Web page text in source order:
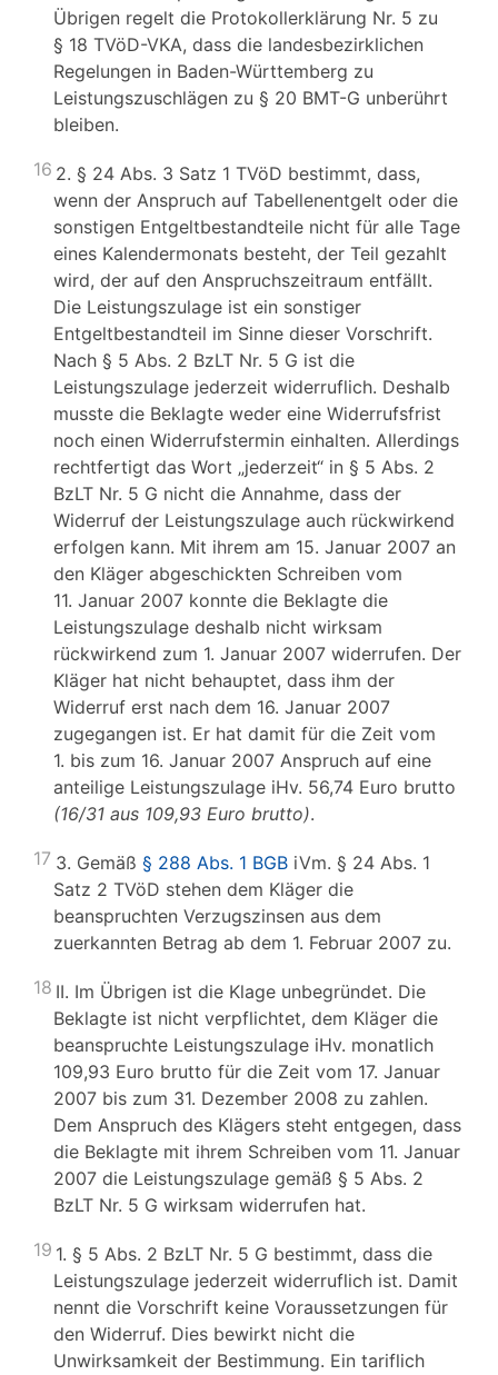
Übrigen regelt die Protokollerklärung Nr. 5 zu
§ 18 TVöD-VKA, dass die landesbezirklichen
Regelungen in Baden-Württemberg zu
Leistungszuschlägen zu § 20 BMT-G unberührt
bleiben.
16 2. § 24 Abs. 3 Satz 1 TVöD bestimmt, dass,
wenn der Anspruch auf Tabellenentgelt oder die
sonstigen Entgeltbestandteile nicht für alle Tage
eines Kalendermonats besteht, der Teil gezahlt
wird, der auf den Anspruchszeitraum entfällt.
Die Leistungszulage ist ein sonstiger
Entgeltbestandteil im Sinne dieser Vorschrift.
Nach § 5 Abs. 2 BzLT Nr. 5 G ist die
Leistungszulage jederzeit widerruflich. Deshalb
musste die Beklagte weder eine Widerrufsfrist
noch einen Widerrufstermin einhalten. Allerdings
rechtfertigt das Wort „jederzeit“ in § 5 Abs. 2
BzLT Nr. 5 G nicht die Annahme, dass der
Widerruf der Leistungszulage auch rückwirkend
erfolgen kann. Mit ihrem am 15. Januar 2007 an
den Kläger abgeschickten Schreiben vom
11. Januar 2007 konnte die Beklagte die
Leistungszulage deshalb nicht wirksam
rückwirkend zum 1. Januar 2007 widerrufen. Der
Kläger hat nicht behauptet, dass ihm der
Widerruf erst nach dem 16. Januar 2007
zugegangen ist. Er hat damit für die Zeit vom
1. bis zum 16. Januar 2007 Anspruch auf eine
anteilige Leistungszulage iHv. 56,74 Euro brutto
(16/31 aus 109,93 Euro brutto).
17 3. Gemäß § 288 Abs. 1 BGB iVm. § 24 Abs. 1
Satz 2 TVöD stehen dem Kläger die
beanspruchten Verzugszinsen aus dem
zuerkannten Betrag ab dem 1. Februar 2007 zu.
18 II. Im Übrigen ist die Klage unbegründet. Die
Beklagte ist nicht verpflichtet, dem Kläger die
beanspruchte Leistungszulage iHv. monatlich
109,93 Euro brutto für die Zeit vom 17. Januar
2007 bis zum 31. Dezember 2008 zu zahlen.
Dem Anspruch des Klägers steht entgegen, dass
die Beklagte mit ihrem Schreiben vom 11. Januar
2007 die Leistungszulage gemäß § 5 Abs. 2
BzLT Nr. 5 G wirksam widerrufen hat.
19 1. § 5 Abs. 2 BzLT Nr. 5 G bestimmt, dass die
Leistungszulage jederzeit widerruflich ist. Damit
nennt die Vorschrift keine Voraussetzungen für
den Widerruf. Dies bewirkt nicht die
Unwirksamkeit der Bestimmung. Ein tariflich